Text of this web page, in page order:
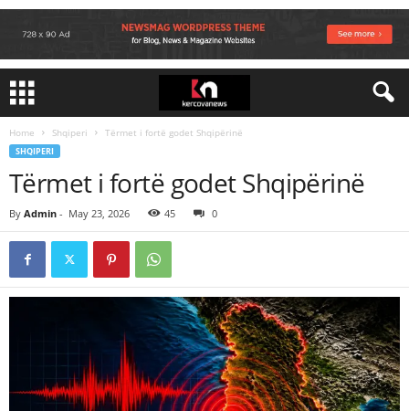
Home Shqiperi Tërmet i fortë godet Shqipërinë
SHQIPERI
Tërmet i fortë godet Shqipërinë
By Admin - May 23, 2026 45 0